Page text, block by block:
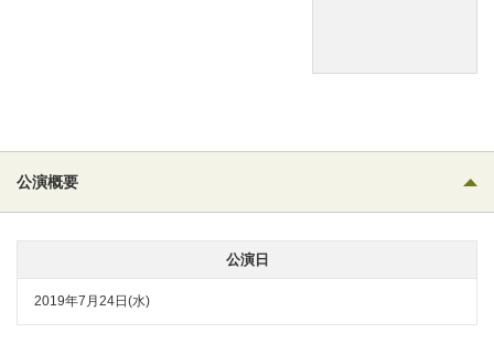
公演概要
公演日
2019年7月24日(水)